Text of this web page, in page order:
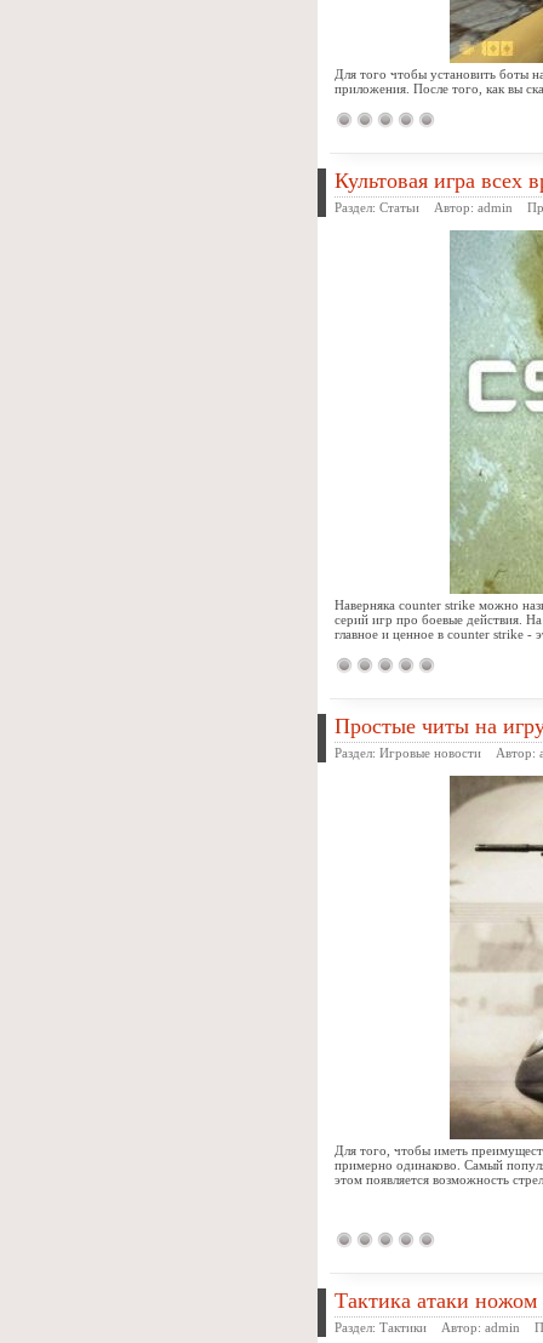
Для того чтобы установить боты
приложения. После того, как вы
Культовая игра всех
Раздел: Статьи Автор: admin
Наверняка counter strike можно
серий игр про боевые действия.
главное и ценное в counter strike -
Простые читы на
Раздел: Игровые новости Автор:
Для того, чтобы иметь
примерно одинаково. Самый
этом появляется возможность
Тактика атаки ножом
Раздел: Тактики Автор: admin